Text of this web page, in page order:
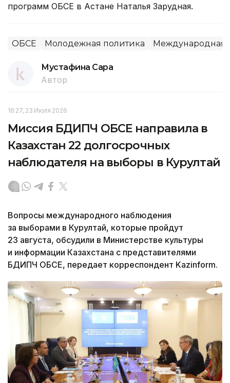
программ ОБСЕ в Астане Наталья Зарудная.
ОБСЕ Молодежная политика Международная
Мустафина Сара
Автор
16:27, 23 Июля 2026
Миссия БДИПЧ ОБСЕ направила в
Казахстан 22 долгосрочных
наблюдателя на выборы в Курултай
Вопросы международного наблюдения
за выборами в Курултай, которые пройдут
23 августа, обсудили в Министерстве культуры
и информации Казахстана с представителями
БДИПЧ ОБСЕ, передает корреспондент Kazinform.